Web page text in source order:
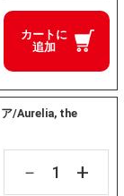
カートに
追加
ア/Aurelia, the
－ +